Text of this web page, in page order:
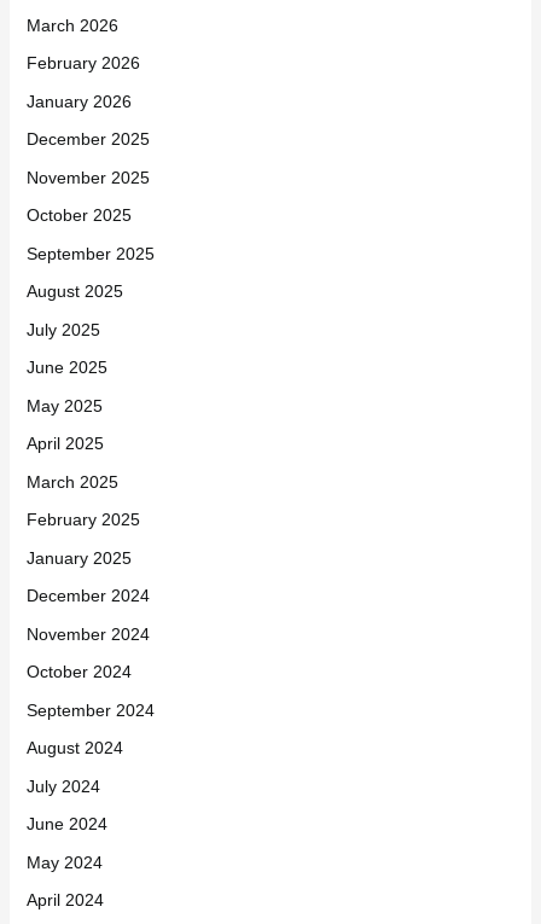
March 2026
February 2026
January 2026
December 2025
November 2025
October 2025
September 2025
August 2025
July 2025
June 2025
May 2025
April 2025
March 2025
February 2025
January 2025
December 2024
November 2024
October 2024
September 2024
August 2024
July 2024
June 2024
May 2024
April 2024